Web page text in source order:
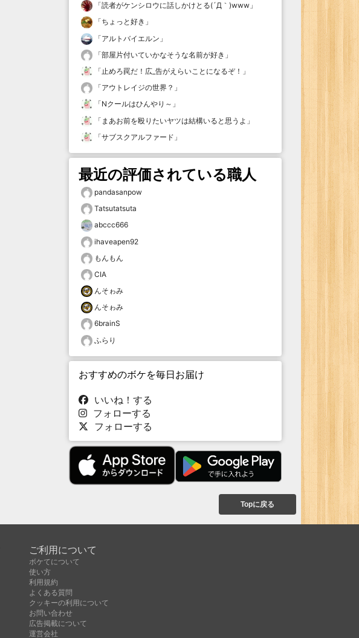
「読者がケンシロウに話しかけとる(´Д｀)www 」
「ちょっと好き 」
「アルトバイエルン 」
「部屋片付いていかなそうな名前が好き 」
「止めろ罠だ！広_告がえらいことになるぞ！ 」
「アウトレイジの世界？ 」
「Nクールはひんやり～ 」
「 まあお前を殴りたいヤツは結構いると思うよ 」
「サブスクアルファード 」
最近の評価されている職人
pandasanpow
Tatsutatsuta
abccc666
ihaveapen92
もんもん
CIA
んそゎみ
んそゎみ
6brainS
ふらり
おすすめのボケを毎日お届け
いいね！する
フォローする
フォローする
Topに戻る
ご利用について
ボケてについて
使い方
利用規約
よくある質問
クッキーの利用について
お問い合わせ
広告掲載について
運営会社